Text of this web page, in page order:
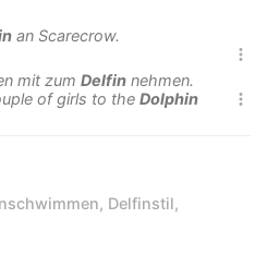
an Scarecrow.

mit zum Delfin nehmen.

of girls to the Dolphin
, Delfinstil,